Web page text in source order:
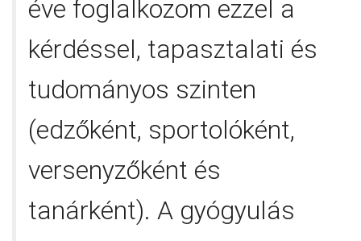
éve foglalkozom ezzel a
kérdéssel, tapasztalati és
tudományos szinten
(edzőként, sportolóként,
versenyzőként és
tanárként). A gyógyulás